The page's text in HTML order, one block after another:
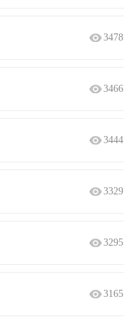
3478
3466
3444
3329
3295
3165